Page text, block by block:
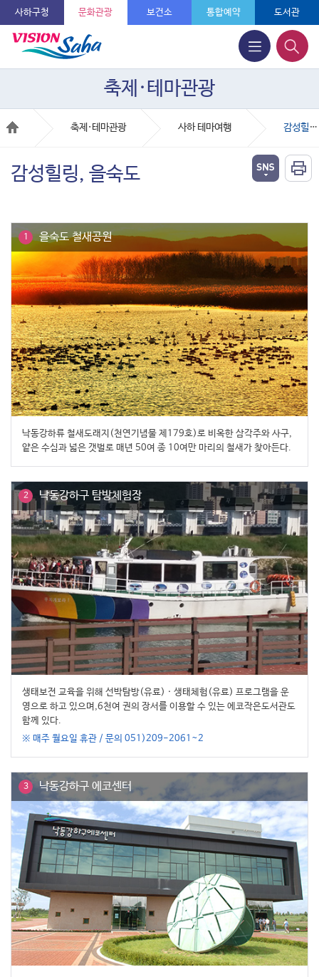
사하구청 문화관광 보건소 통합예약 도서관
축제·테마관광
축제·테마관광 사하 테마여행 감성힐링, 을숙도
감성힐링, 을숙도
1 을숙도 철새공원
낙동강하류 철새도래지(천연기념물 제179호)로 비옥한 삼각주와 사구,
얕은 수심과 넓은 갯벌로 매년 50여 종 10여만 마리의 철새가 찾아든다.
2 낙동강하구 탐방체험장
생태보전 교육을 위해 선박탐방(유료) · 생태체험(유료) 프로그램을 운
영으로 하고 있으며,6천여 권의 장서를 이용할 수 있는 에코작은도서관도
함께 있다.
※ 매주 월요일 휴관 / 문의 051)209-2061~2
3 낙동강하구 에코센터